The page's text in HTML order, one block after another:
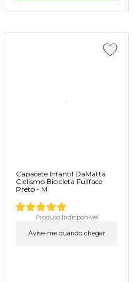
Capacete Infantil DaMatta
Ciclismo Bicicleta Fullface
Preto - M
Produto Indisponível
Avise-me quando chegar